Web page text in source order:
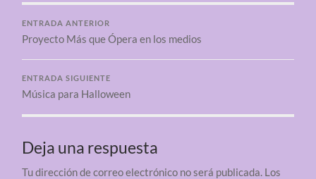
ENTRADA ANTERIOR
Proyecto Más que Ópera en los medios
ENTRADA SIGUIENTE
Música para Halloween
Deja una respuesta
Tu dirección de correo electrónico no será publicada. Los